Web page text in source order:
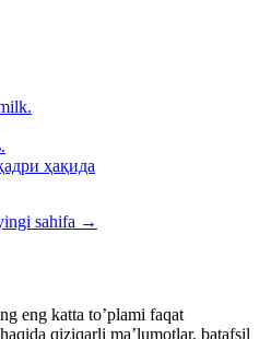
ҳақида
sahifa →
eng katta toʼplami faqat
qiziqarli maʼlumotlar, batafsil